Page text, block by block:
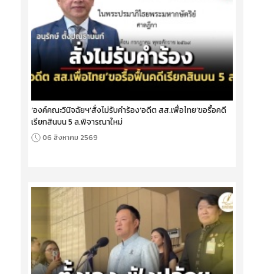
‘องค์คณะวินิจฉัยฯ’สั่งไม่รับคำร้อง‘อดีต สส.เพื่อไทย’ขอรื้อคดี
เรียกสินบน 5 ล.พิจารณาใหม่
06 สิงหาคม 2569